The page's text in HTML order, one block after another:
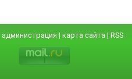
администрация | карта сайта | RSS